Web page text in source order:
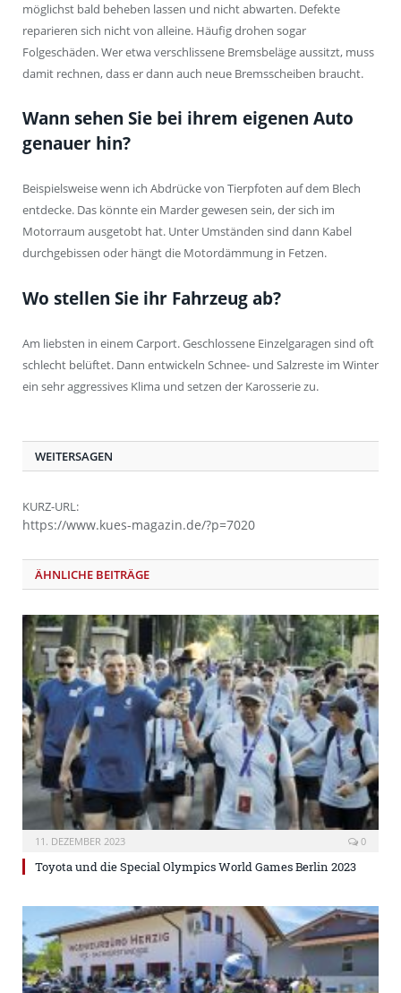
möglichst bald beheben lassen und nicht abwarten. Defekte
reparieren sich nicht von alleine. Häufig drohen sogar
Folgeschäden. Wer etwa verschlissene Bremsbeläge aussitzt, muss
damit rechnen, dass er dann auch neue Bremsscheiben braucht.
Wann sehen Sie bei ihrem eigenen Auto
genauer hin?
Beispielsweise wenn ich Abdrücke von Tierpfoten auf dem Blech
entdecke. Das könnte ein Marder gewesen sein, der sich im
Motorraum ausgetobt hat. Unter Umständen sind dann Kabel
durchgebissen oder hängt die Motordämmung in Fetzen.
Wo stellen Sie ihr Fahrzeug ab?
Am liebsten in einem Carport. Geschlossene Einzelgaragen sind oft
schlecht belüftet. Dann entwickeln Schnee- und Salzreste im Winter
ein sehr aggressives Klima und setzen der Karosserie zu.
WEITERSAGEN
KURZ-URL:
https://www.kues-magazin.de/?p=7020
ÄHNLICHE BEITRÄGE
11. DEZEMBER 2023 0
Toyota und die Special Olympics World Games Berlin 2023